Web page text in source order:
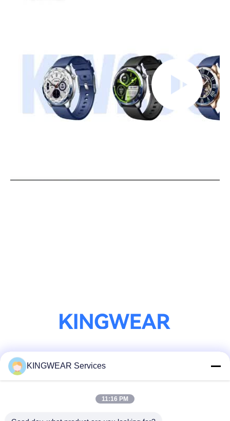
সোশ্যাল মিডিয়া
KINGWEAR Services
11:16 PM